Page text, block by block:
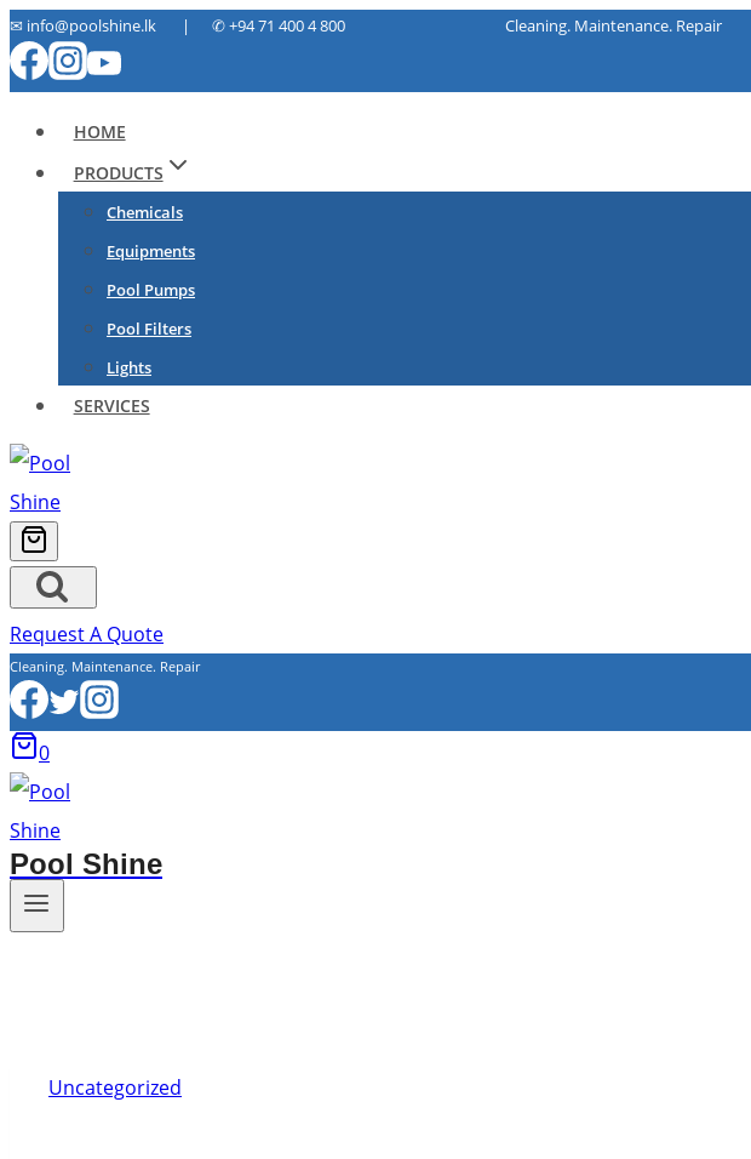
Skip
to
✉ info@poolshine.lk | ✆+94 71 400 4 800 Cleaning. Maintenance. Repair
HOME
PRODUCTS
Chemicals
Equipments
Pool Pumps
Pool Filters
Lights
SERVICES
Request A Quote
Cleaning. Maintenance. Repair
0
Pool Shine
Uncategorized